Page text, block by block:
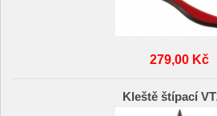
279,00 Kč
Kleště štípací